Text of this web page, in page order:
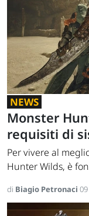
NEWS
Monster
requisiti di
Per vivere al
Hunter Wilds, è
di Biagio Petronaci